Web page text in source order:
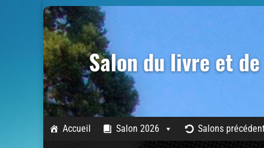
Salon du livre et
Accueil Salon 2026 Salons